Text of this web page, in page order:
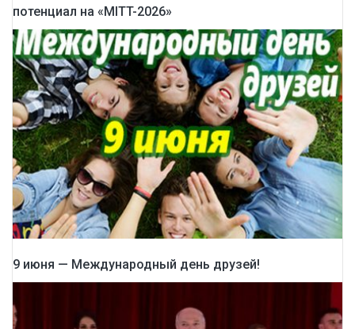
потенциал на «MITT-2026»
9 июня — Международный день друзей!